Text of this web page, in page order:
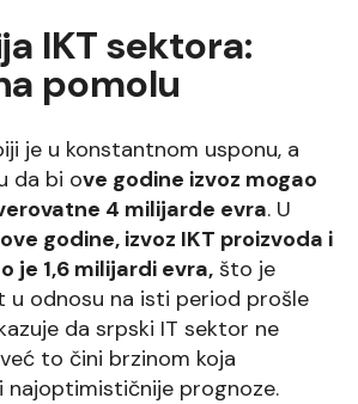
IKT sektora:
pomolu
je u konstantnom usponu, a
da bi ove godine izvoz mogao
4 milijarde evra. U
godine, izvoz IKT proizvoda i
je 1,6 milijardi evra, što je
u odnosu na isti period prošle
da srpski IT sektor ne
to čini brzinom koja
najoptimističnije prognoze.